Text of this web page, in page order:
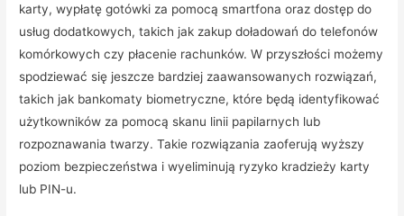
karty, wypłatę gotówki za pomocą smartfona oraz dostęp do
usług dodatkowych, takich jak zakup doładowań do telefonów
komórkowych czy płacenie rachunków. W przyszłości możemy
spodziewać się jeszcze bardziej zaawansowanych rozwiązań,
takich jak bankomaty biometryczne, które będą identyfikować
użytkowników za pomocą skanu linii papilarnych lub
rozpoznawania twarzy. Takie rozwiązania zaoferują wyższy
poziom bezpieczeństwa i wyeliminują ryzyko kradzieży karty
lub PIN-u.